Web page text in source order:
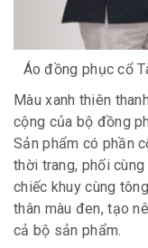
Áo đồng phục cổ
Màu xanh thiên
cộng của bộ đồng
Sản phẩm có phần
thời trang, phối
chiếc khuy cùng
thân màu đen, tạo
cả bộ sản phẩm.